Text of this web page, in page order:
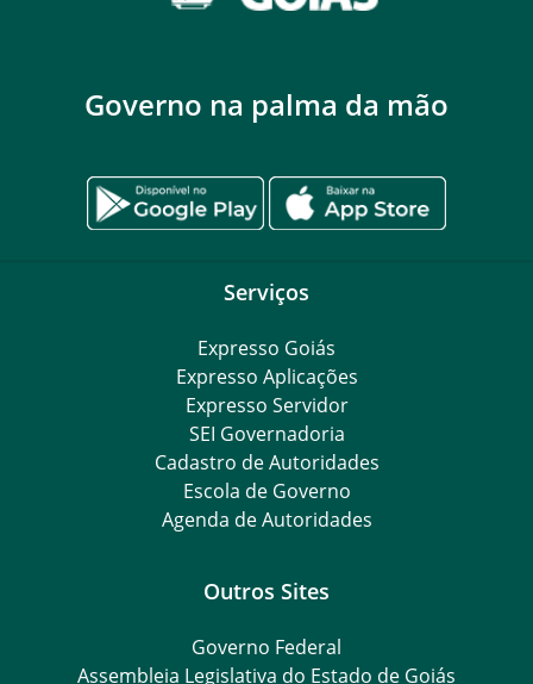
Governo na palma da mão
Serviços
Expresso Goiás
Expresso Aplicações
Expresso Servidor
SEI Governadoria
Cadastro de Autoridades
Escola de Governo
Agenda de Autoridades
Outros Sites
Governo Federal
Assembleia Legislativa do Estado de Goiás